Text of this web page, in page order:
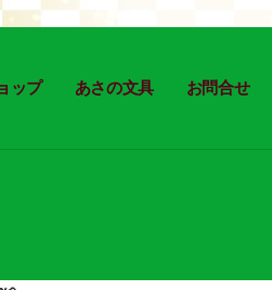
ップ あさの文具 お問合せ